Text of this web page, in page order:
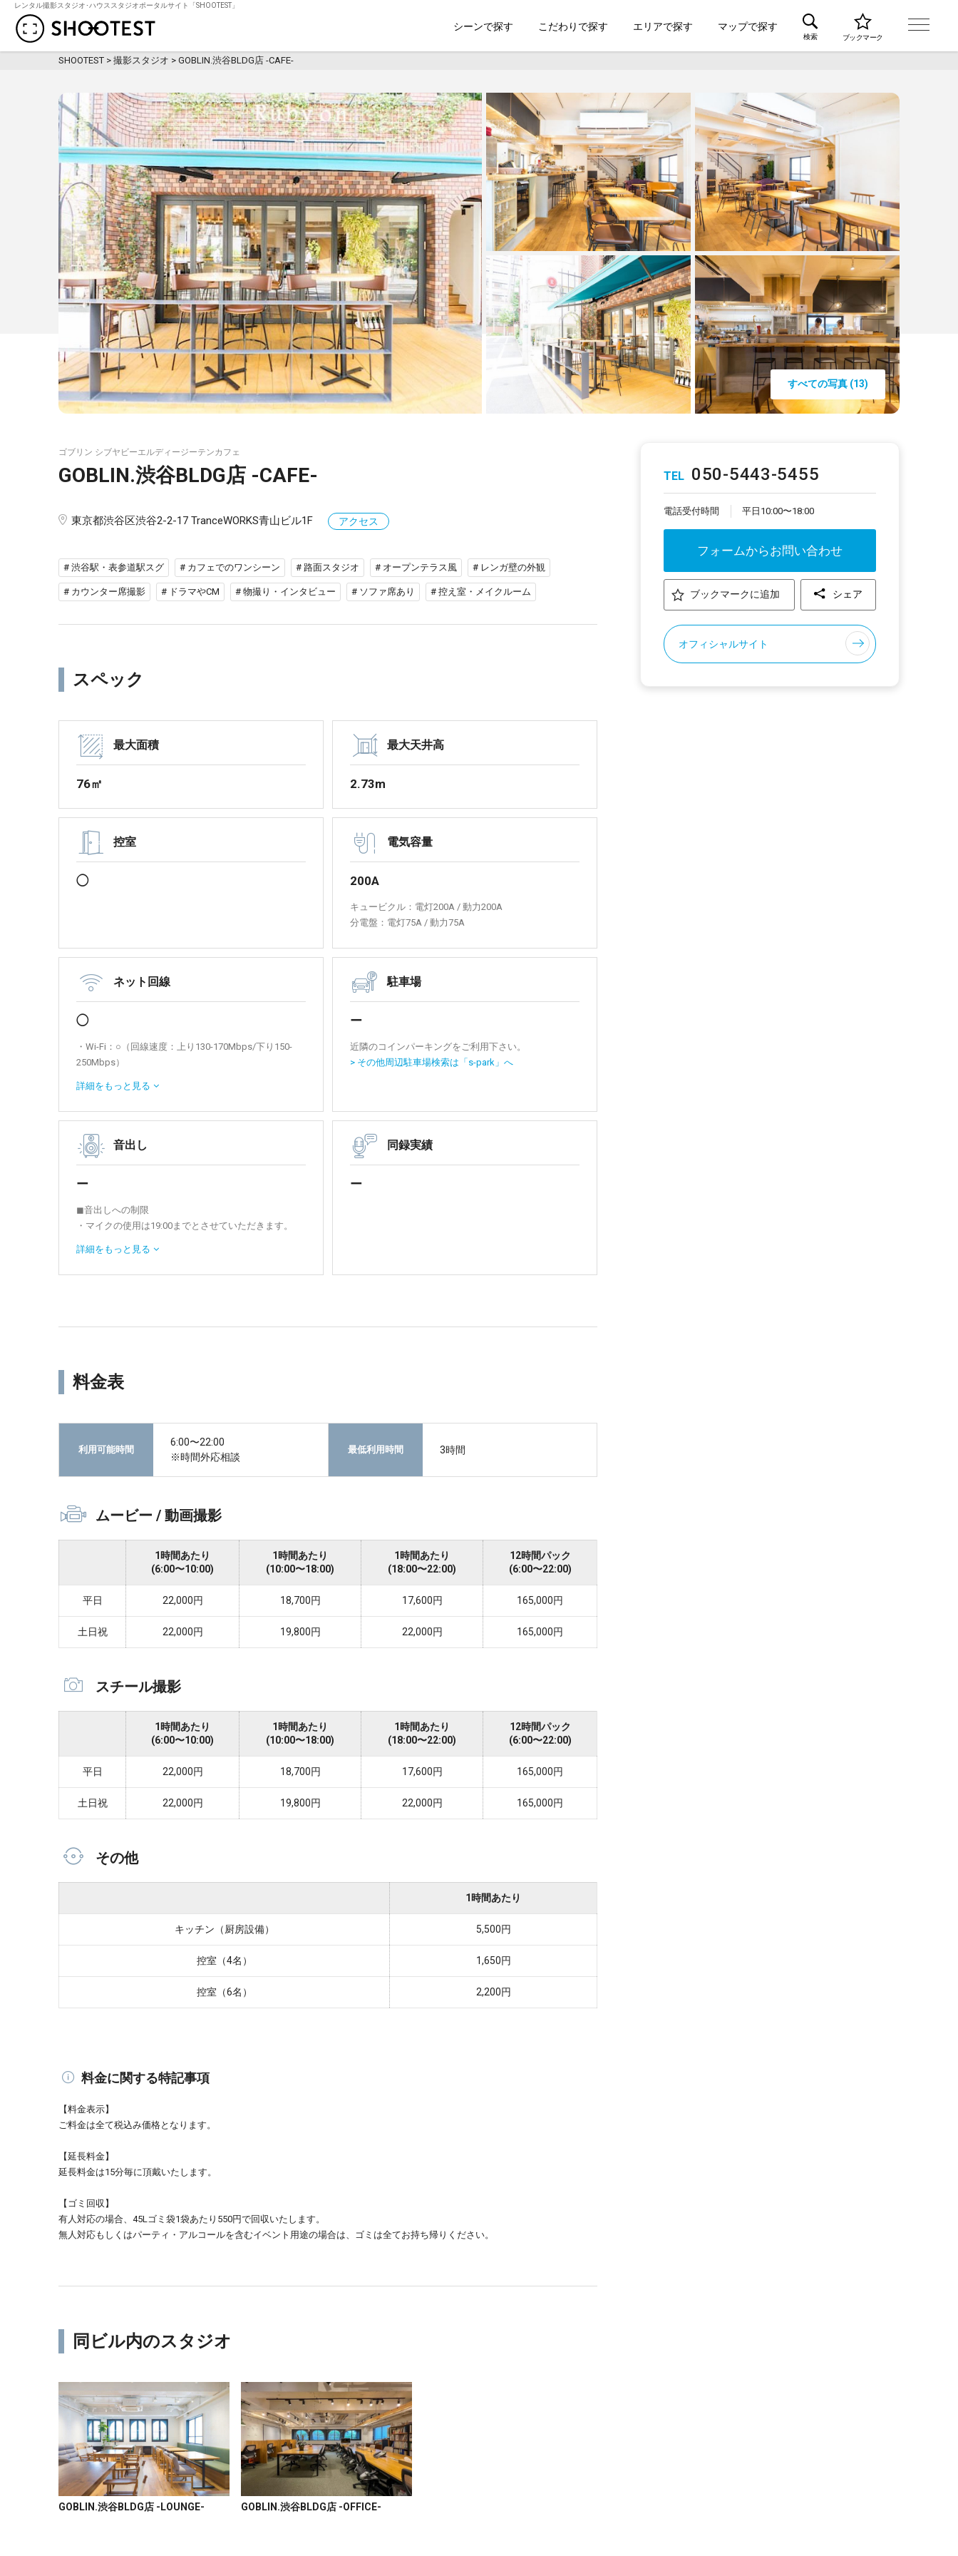
レンタル撮影スタジオ･ハウススタジオポータルサイト「SHOOTEST」
シーンで探す こだわりで探す エリアで探す マップで探す
検索 ブックマーク
SHOOTEST > 撮影スタジオ > GOBLIN.渋谷BLDG店 -CAFE-
すべての写真 (13)
ゴブリン シブヤビーエルディージーテンカフェ
GOBLIN.渋谷BLDG店 -CAFE-
東京都渋谷区渋谷2-2-17 TranceWORKS青山ビル1F アクセス
# 渋谷駅・表参道駅スグ # カフェでのワンシーン # 路面スタジオ # オープンテラス風 # レンガ壁の外観
# カウンター席撮影 # ドラマやCM # 物撮り・インタビュー # ソファ席あり # 控え室・メイクルーム
スペック
最大面積
76㎡
最大天井高
2.73m
控室
◯
電気容量
200A
キュービクル：電灯200A / 動力200A
分電盤：電灯75A / 動力75A
ネット回線
◯
・Wi-Fi：○（回線速度：上り130-170Mbps/下り150-
250Mbps）
100Mbps）
詳細を もっと見る
駐車場
ー
近隣のコインパーキングをご利用下さい。
> その他周辺駐車場検索は「s-park」へ
音出し
ー
◼︎音出しへの制限
・マイクの使用は19:00までとさせていただきます。
場合がございます。
詳細を もっと見る
同録実績
ー
料金表
利用可能時間
6:00〜22:00
※時間外応相談
最低利用時間 3時間
ムービー / 動画撮影
1時間あたり
(6:00〜10:00)
1時間あたり
(10:00〜18:00)
1時間あたり
(18:00〜22:00)
12時間パック
(6:00〜22:00)
平日 22,000円 18,700円 17,600円 165,000円
土日祝 22,000円 19,800円 22,000円 165,000円
スチール撮影
1時間あたり
(6:00〜10:00)
1時間あたり
(10:00〜18:00)
1時間あたり
(18:00〜22:00)
12時間パック
(6:00〜22:00)
平日 22,000円 18,700円 17,600円 165,000円
土日祝 22,000円 19,800円 22,000円 165,000円
その他
1時間あたり
キッチン（厨房設備） 5,500円
控室（4名） 1,650円
控室（6名） 2,200円
料金に関する特記事項
【料金表示】
ご料金は全て税込み価格となります。
【延長料金】
延長料金は15分毎に頂戴いたします。
【ゴミ回収】
有人対応の場合、45Lゴミ袋1袋あたり550円で回収いたします。
無人対応もしくはパーティ・アルコールを含むイベント用途の場合は、ゴミは全てお持ち帰りください。
同ビル内のスタジオ
GOBLIN.渋谷BLDG店 -LOUNGE- GOBLIN.渋谷BLDG店 -OFFICE-
TEL 050-5443-5455
電話受付時間 平日10:00〜18:00
フォームからお問い合わせ
ブックマークに追加 シェア
オフィシャルサイト